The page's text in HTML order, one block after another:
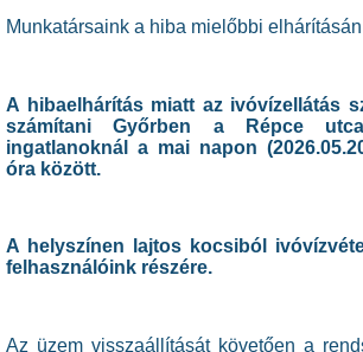
Munkatársaink a hiba mielőbbi
A hibaelhárítás miatt az ivóvízellátás
számítani Győrben a Répce
ingatlanoknál a mai napon
óra között.
A helyszínen lajtos kocsiból
felhasználóink részére.
Az üzem visszaállítását követően a